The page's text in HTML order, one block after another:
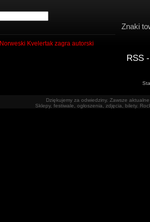
Norweski Kvelertak zagra autorski
Znaki
RSS
Dziękujemy za odwiedziny. Zawsze
Sklepy, festiwale, ogłoszenia, zdjęcia, bilety.